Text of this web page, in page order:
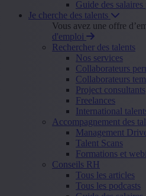
Guide des
Je cherche des talents
Vous avez une offre
d'emploi
Rechercher des talents
Nos services
Collaborateurs
Collaborateurs
Project consultants
Freelances
International
Accompagnement des
Management
Talent Scans
Formations et
Conseils RH
Tous les articles
Tous les podcasts